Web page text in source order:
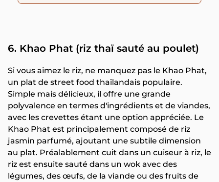
6. Khao Phat (riz thaï sauté au poulet)
Si vous aimez le riz, ne manquez pas le Khao Phat,
un plat de street food thaïlandais populaire.
Simple mais délicieux, il offre une grande
polyvalence en termes d'ingrédients et de viandes,
avec les crevettes étant une option appréciée. Le
Khao Phat est principalement composé de riz
jasmin parfumé, ajoutant une subtile dimension
au plat. Préalablement cuit dans un cuiseur à riz, le
riz est ensuite sauté dans un wok avec des
légumes, des œufs, de la viande ou des fruits de